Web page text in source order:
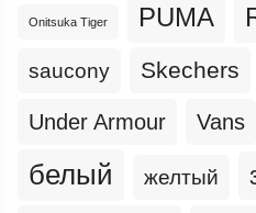
Onitsuka Tiger PUMA
saucony Skechers
Under Armour Vans
белый желтый